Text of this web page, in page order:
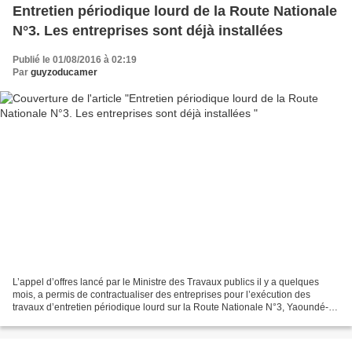
Entretien périodique lourd de la Route Nationale
N°3. Les entreprises sont déjà installées
Publié le 01/08/2016 à 02:19
Par guyzoducamer
L’appel d’offres lancé par le Ministre des Travaux publics il y a quelques
mois, a permis de contractualiser des entreprises pour l’exécution des
travaux d’entretien périodique lourd sur la Route Nationale N°3, Yaoundé-